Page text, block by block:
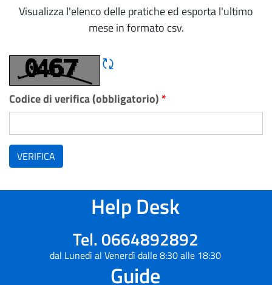
Visualizza l'elenco delle pratiche ed esporta l'ultimo
mese in formato csv.
Rigene CAPTCHA
Codice di verifica (obbligatorio) *
VERIFICA
Help Desk
Tel. 0664892892
dal Lunedì al Venerdì dalle 8:30 alle 18:30
Guide